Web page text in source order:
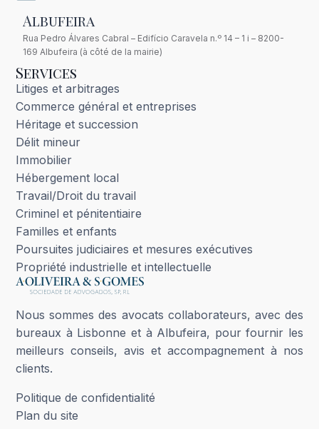
Nous sommes des avocats collaborateurs, avec des
bureaux à Lisbonne et à Albufeira, pour fournir les
meilleurs conseils, avis et accompagnement à nos
clients.
Politique de confidentialité
Plan du site
Albufeira
Rua Pedro Álvares Cabral – Edifício Caravela n.º 14 – 1 i – 8200-
169 Albufeira (à côté de la mairie)
Services
Litiges et arbitrages
Commerce général et entreprises
Héritage et succession
Délit mineur
Immobilier
Hébergement local
Travail/Droit du travail
Criminel et pénitentiaire
Familles et enfants
Poursuites judiciaires et mesures exécutives
Propriété industrielle et intellectuelle